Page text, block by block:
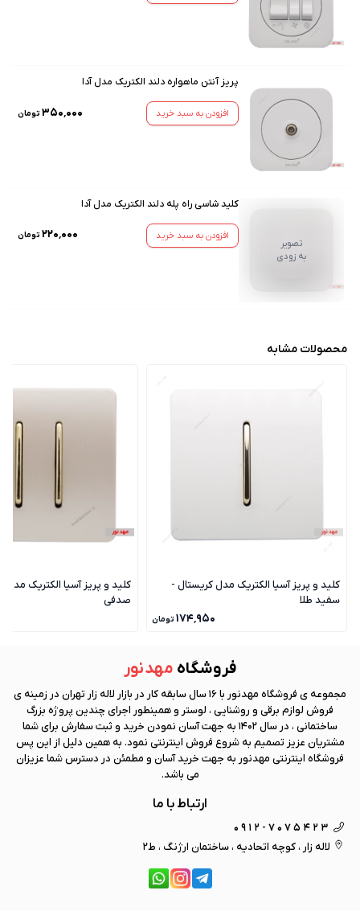
پریز آنتن ماهواره دلند الکتریک مدل آدا
افزودن به سبد خرید ۳۵۰٬۰۰۰ تومان
تصویر
به زودی
کلید شاسی راه پله دلند الکتریک مدل آدا
افزودن به سبد خرید ۲۲۰٬۰۰۰ تومان
محصولات مشابه
کلید و پریز آسیا الکتریک مدل کریستال -
سفید طلا
۱۷۴٬۹۵۰ تومان
کلید و پریز آسیا الکتریک مدل
صدفی
فروشگاه مهد نور
مجموعه ی فروشگاه مهد نور
با 16 سال سابقه کار در بازار لاله زار تهران در زمینه ی
فروش لوازم برقی و روشنایی ، لوستر و همینطور اجرای چندین پروژه بزرگ
ساختمانی ، در سال 1402 به جهت آسان نمودن خرید و ثبت سفارش برای شما
مشتریان عزیز تصمیم به شروع فروش اینترنتی نمود. به همین دلیل از این پس
فروشگاه اینترنتی مهد نور به جهت خرید آسان و مطمئن در دسترس شما عزیزان
می باشد.
ارتباط با ما
0912-7075423
لاله زار ، کوچه اتحادیه ، ساختمان ارژنگ ، ط2